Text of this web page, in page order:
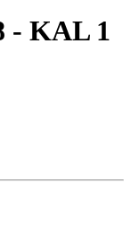
- KAL 1